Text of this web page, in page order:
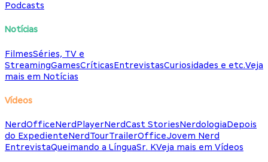
Podcasts
Notícias
FilmesSéries, TV e
StreamingGamesCríticasEntrevistasCuriosidades e etc.Veja
mais em Notícias
Vídeos
NerdOfficeNerdPlayerNerdCast StoriesNerdologiaDepois
do ExpedienteNerdTourTrailerOfficeJovem Nerd
EntrevistaQueimando a LínguaSr. KVeja mais em Vídeos